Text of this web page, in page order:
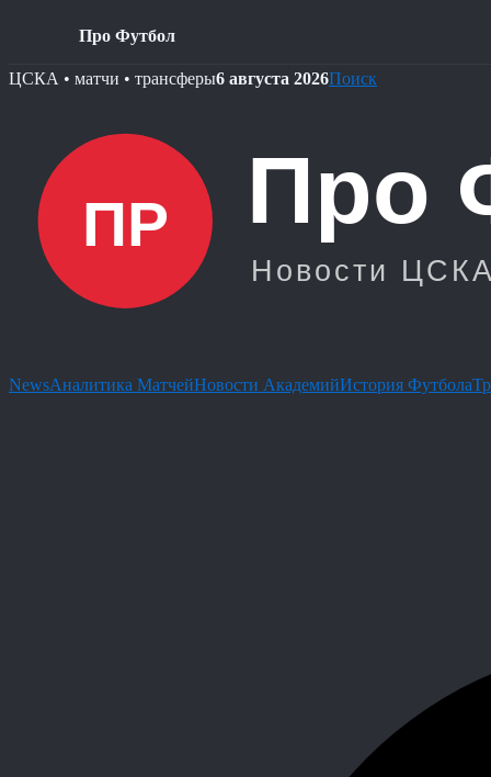
Про Футбол
Skip
ЦСКА • матчи • трансферы6 августа 2026Поиск
NewsАналитика МатчейНовости АкадемийИстория Футбола